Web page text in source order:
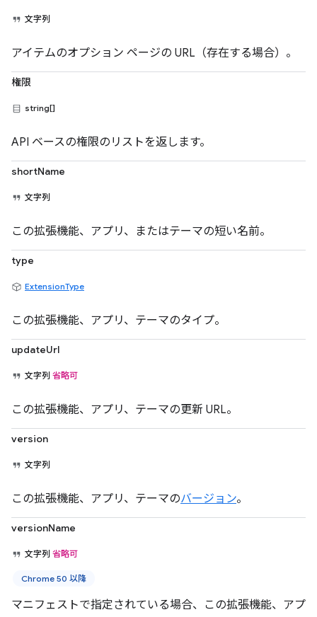
文字列
アイテムのオプション ページの URL（存在する場合）。
権限
string[]
API ベースの権限のリストを返します。
shortName
文字列
この拡張機能、アプリ、またはテーマの短い名前。
type
ExtensionType
この拡張機能、アプリ、テーマのタイプ。
updateUrl
文字列 省略可
この拡張機能、アプリ、テーマの更新 URL。
version
文字列
この拡張機能、アプリ、テーマのバージョン。
versionName
文字列 省略可
Chrome 50 以降
マニフェストで指定されている場合、この拡張機能、アプ